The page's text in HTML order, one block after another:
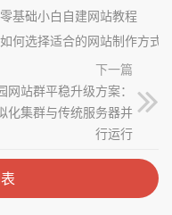
完美结合
零基础小白自建网站教程
如何选择适合的网站制作方式
下一篇
网站群平稳升级方案：
化集群与传统服务器并
行运行